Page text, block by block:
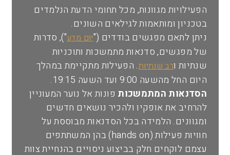
הפעילויות מגוונות, מכל תחומי הדעת הנלמדים
בטכניון ומותאמות לגילאים השונים.
ניתן לתאם מפגשים בודדים ("יום מדע"), סדרות
של מפגשים, סדנאות מתמשכות ותוכניות
שנתיות ורב שנתיות. הפעילות מתקיימת במהלך
היום החל מהשעה 9:00 ועד השעה 19:15.
הסדנאות המתמשכות פונות אל נוער המעוניין
להרחיב את אופקיו ולהכיר נושאים חדשים
ומגוונים. הלמידה בכל הסדנאות מבוססת על
חוויות פעילות (hands on) בהן המשתתפים
עצמם לוקחים חלק בביצוע ניסויים בהנחיית צוות